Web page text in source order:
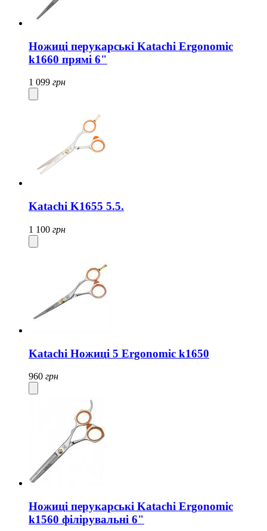
Ножиці перукарські Katachi Ergonomic
k1660 прямі 6"
1 099 грн
Katachi K1655 5.5.
1 100 грн
Katachi Ножиці 5 Ergonomic k1650
960 грн
Ножиці перукарські Katachi Ergonomic
k1560 філірувальні 6"